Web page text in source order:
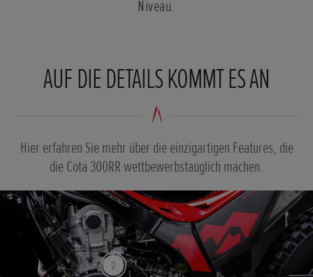
Niveau.
AUF DIE DETAILS KOMMT ES AN
Hier erfahren Sie mehr über die einzigartigen Features, die
die Cota 300RR wettbewerbstauglich machen.